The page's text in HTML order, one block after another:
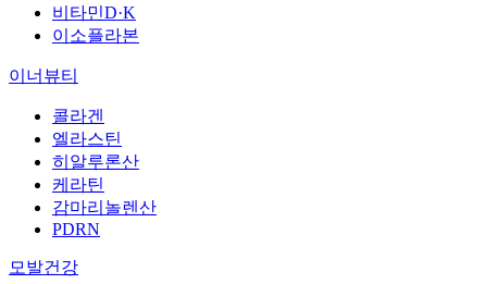
비타민D·K
이소플라본
이너뷰티
콜라겐
엘라스틴
히알루론산
케라틴
감마리놀렌산
PDRN
모발건강